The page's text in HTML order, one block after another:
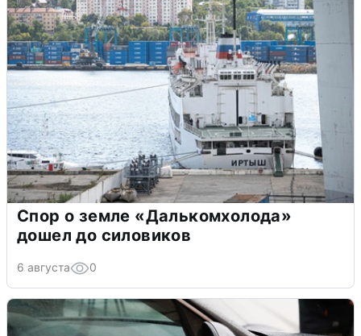
Спор о земле «Далькомхолода»
дошел до силовиков
6 августа 0